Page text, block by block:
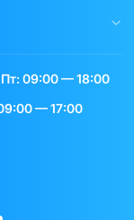
09:00 — 18:00
— 17:00